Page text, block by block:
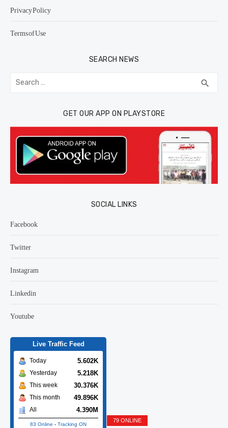
Privacy Policy
Terms of Use
SEARCH NEWS
Search
for: search
GET OUR APP ON PLAYSTORE
SOCIAL LINKS
Facebook
Twitter
Instagram
Linkedin
Youtube
Live Traffic Feed
Today 5.605K
Yesterday 5.218K
This week 30.379K
This month 49.899K
All 4.390M
83 Online - Tracking ON
79 ONLINE